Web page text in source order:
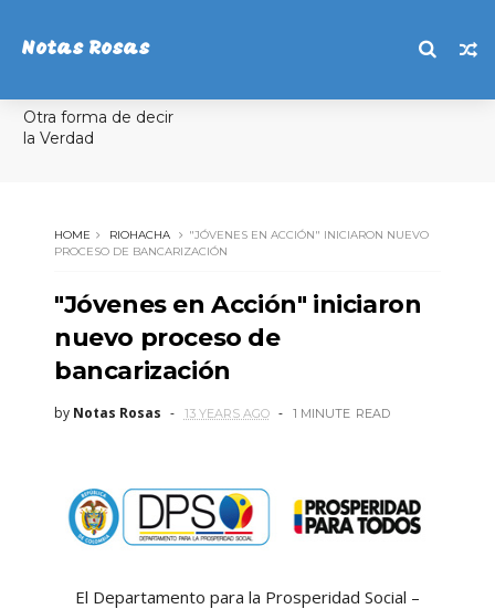
Notas Rosas
Otra forma de decir
la Verdad
HOME RIOHACHA
"JÓVENES EN ACCIÓN" INICIARON NUEVO
PROCESO DE BANCARIZACIÓN
"Jóvenes en Acción" iniciaron
nuevo proceso de
bancarización
by Notas Rosas 13 YEARS AGO 1 MINUTE READ
El Departamento para la Prosperidad Social –